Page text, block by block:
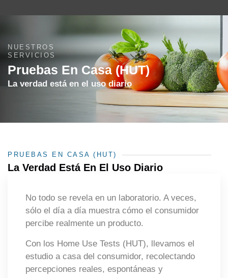
NUESTROS
SERVICIOS
Pruebas En Casa (HUT)
La verdad está en el uso diario
PRUEBAS EN CASA (HUT)
La Verdad Está En El Uso Diario
No todo se revela en un laboratorio. A veces,
sólo el día a día muestra cómo el consumidor
percibe realmente un producto.
Con los Home Use Tests (HUT), llevamos el
estudio a casa del consumidor, recolectando
percepciones reales, espontáneas y